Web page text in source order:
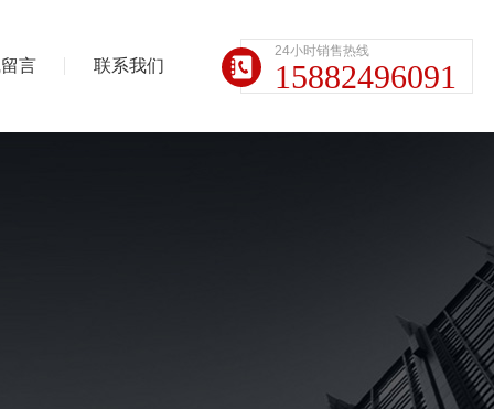
言 联系我们
24小时销售热线
15882496091